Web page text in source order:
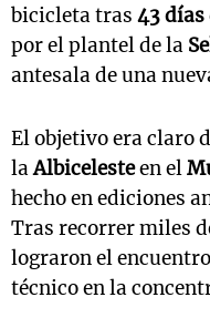
bicicleta tras 43 días
por el plantel de la
antesala de una
El objetivo era claro
laAlbicelesteen el
hecho en ediciones
Tras recorrer miles
lograron el
técnico en la